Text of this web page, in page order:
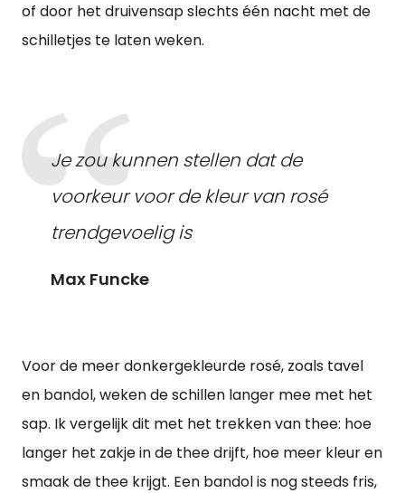
of door het druivensap slechts één nacht met de
schilletjes te laten weken.
Je zou kunnen stellen dat de
voorkeur voor de kleur van rosé
trendgevoelig is
Max Funcke
Voor de meer donkergekleurde rosé, zoals tavel
en bandol, weken de schillen langer mee met het
sap. Ik vergelijk dit met het trekken van thee: hoe
langer het zakje in de thee drijft, hoe meer kleur en
smaak de thee krijgt. Een bandol is nog steeds fris,